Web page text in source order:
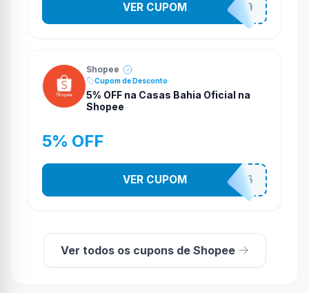
CASATEL20
VER CUPOM
Shopee
Cupom de Desconto
5% OFF na Casas Bahia Oficial na
Shopee
5% OFF
CASA03086
VER CUPOM
Ver todos os cupons de Shopee